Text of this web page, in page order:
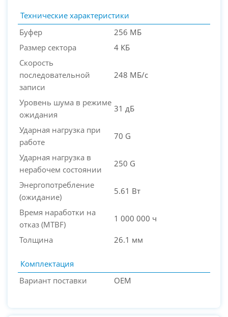
Технические характеристики
Буфер
256 МБ
Размер сектора
4 КБ
Скорость
последовательной
записи
248 МБ/с
Уровень шума в режиме
ожидания
31 дБ
Ударная нагрузка при
работе
70 G
Ударная нагрузка в
нерабочем состоянии
250 G
Энергопотребление
(ожидание)
5.61 Вт
Время наработки на
отказ (МТBF)
1 000 000 ч
Толщина 26.1 мм
Комплектация
Вариант поставки
OEM